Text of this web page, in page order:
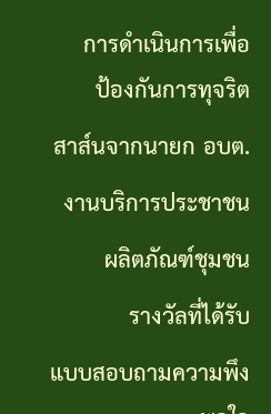
สาส์น
นายก
อบต.
งาน
บริการ
ประชาชน
การดำเนินการเพื่อ
ป้องกันการทุจริต
สาส์นจากนายก อบต.
งานบริการประชาชน
ผลิตภัณฑ์ชุมชน
รางวัลที่ได้รับ
แบบสอบถามความพึง